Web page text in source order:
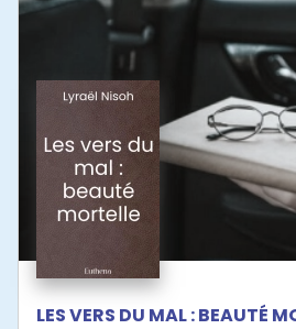
LES VERS DU MAL : BEAUTÉ